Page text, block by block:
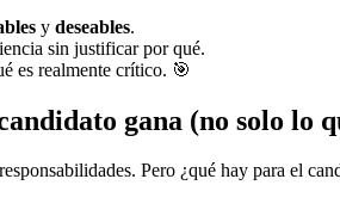
y deseables.
sin justificar por qué.
es realmente crítico. 🎯
gana (no solo lo
Pero ¿qué hay para el